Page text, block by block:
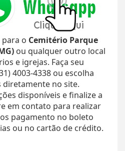
o Cemitério Parque
ou qualquer outro local
e igrejas. Faça seu
4003-4338 ou escolha
diretamente no site.
disponíveis e finalize a
em contato para realizar
pagamento no boleto
ou no cartão de crédito.